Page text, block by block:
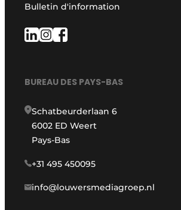
Bulletin d'information
BUREAU DES PAYS-BAS
Schatbeurderlaan 6
6002 ED Weert
Pays-Bas
+31 495 450095
info@louwersmediagroep.nl